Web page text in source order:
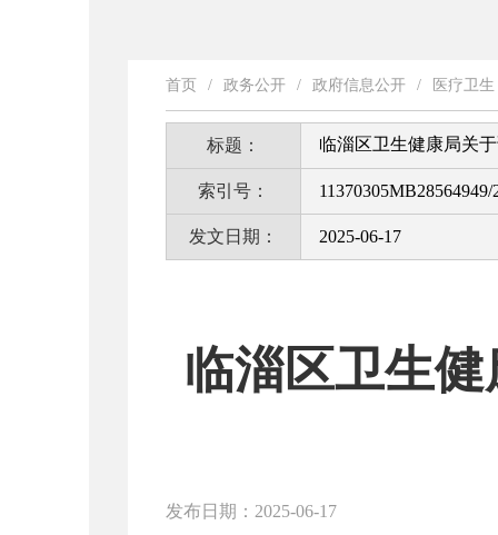
首页 / 政务公开 / 政府信息公开 / 医疗卫生
标题： 临淄区卫生健康局关
索引号： 11370305MB28564949/
发文日期： 2025-06-17
临淄区卫生
发布日期：2025-06-17